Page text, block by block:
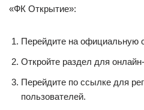
«ФК Открытие»:
Перейдите на официальную
Откройте раздел для
Перейдите по ссылке для
пользователей.